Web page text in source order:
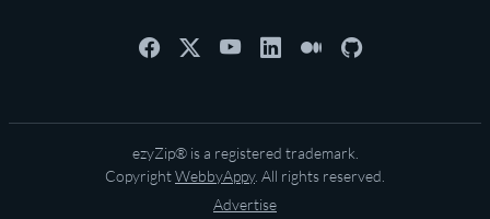
ezyZip® is a registered trademark.
CopyrightWebbyAppy. All rights reserved.
Advertise